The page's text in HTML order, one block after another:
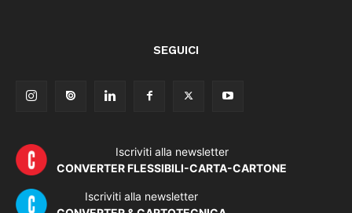
SEGUICI
Iscriviti alla newsletter
CONVERTER FLESSIBILI-CARTA-CARTONE
Iscriviti alla newsletter